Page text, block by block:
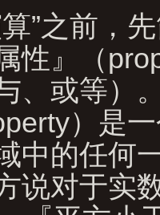
”之前，
性』（
、或等）
）是
中的任何
说对于实